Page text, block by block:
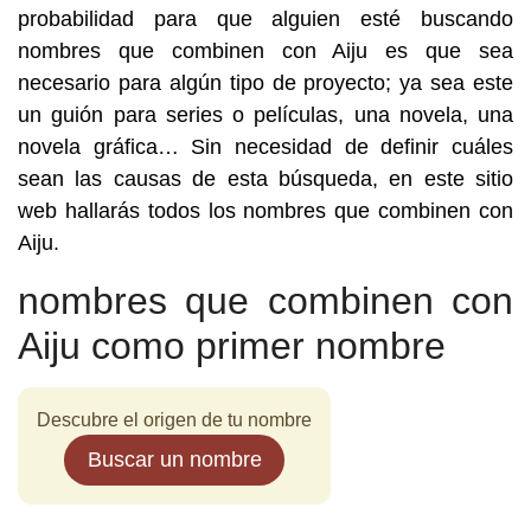
probabilidad para que alguien esté buscando
nombres que combinen con Aiju es que sea
necesario para algún tipo de proyecto; ya sea este
un guión para series o películas, una novela, una
novela gráfica… Sin necesidad de definir cuáles
sean las causas de esta búsqueda, en este sitio
web hallarás todos los nombres que combinen con
Aiju.
nombres que combinen con
Aiju como primer nombre
Descubre el origen de tu nombre
Buscar un nombre